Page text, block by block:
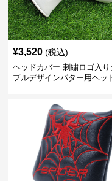
¥3,520 (税込)
ヘッドカバー 刺繍ロゴ入り
プルデザインパター用ヘッ